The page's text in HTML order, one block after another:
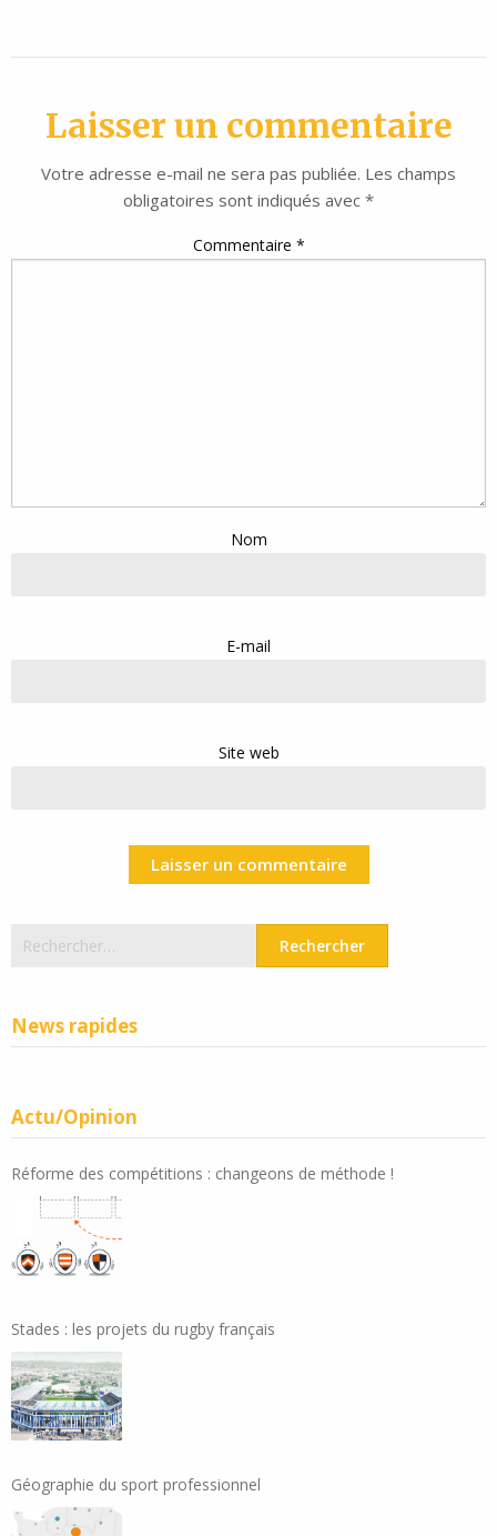
Laisser un commentaire
Votre adresse e-mail ne sera pas publiée. Les champs
obligatoires sont indiqués avec *
Commentaire *
Nom
E-mail
Site web
News rapides
Actu/Opinion
Réforme des compétitions : changeons de méthode !
Stades : les projets du rugby français
Géographie du sport professionnel